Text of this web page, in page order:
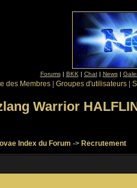
Forums| BKK | Chat| News|
des Membres Groupes d'utilisateurs
Warrior
Index du Forum -> Recrutement